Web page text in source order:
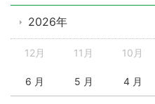
2026年
12月 11月 10月
6 月 5 月 4 月